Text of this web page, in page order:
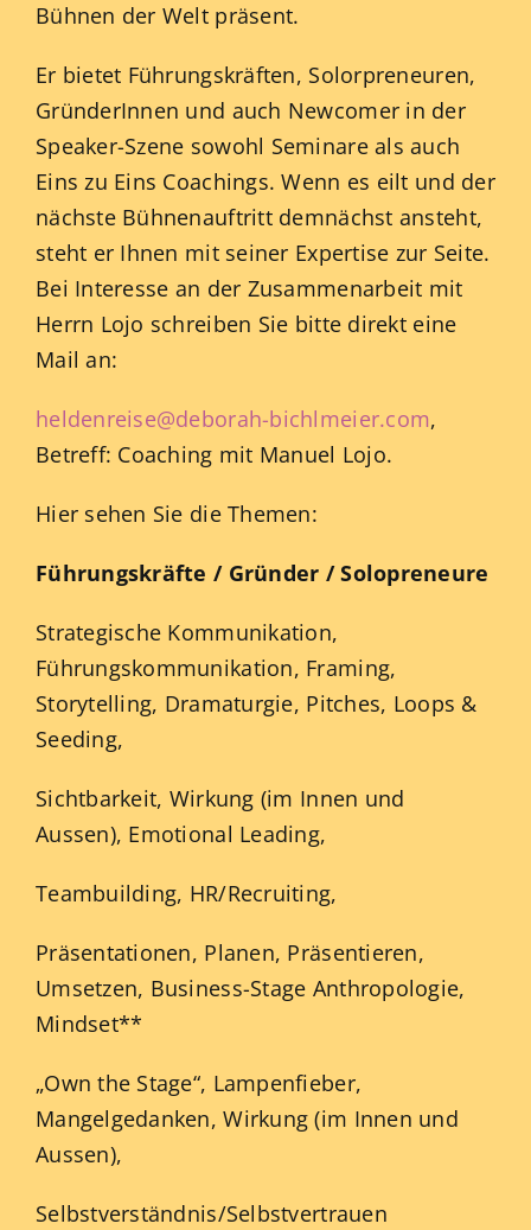
Bühnen der Welt präsent.
Er bietet Führungskräften, Solorpreneuren,
GründerInnen und auch Newcomer in der
Speaker-Szene sowohl Seminare als auch
Eins zu Eins Coachings. Wenn es eilt und der
nächste Bühnenauftritt demnächst ansteht,
steht er Ihnen mit seiner Expertise zur Seite.
Bei Interesse an der Zusammenarbeit mit
Herrn Lojo schreiben Sie bitte direkt eine
Mail an:
heldenreise@deborah-bichlmeier.com,
Betreff: Coaching mit Manuel Lojo.
Hier sehen Sie die Themen:
Führungskräfte / Gründer / Solopreneure
Strategische Kommunikation,
Führungskommunikation, Framing,
Storytelling, Dramaturgie, Pitches, Loops &
Seeding,
Sichtbarkeit, Wirkung (im Innen und
Aussen), Emotional Leading,
Teambuilding, HR/Recruiting,
Präsentationen, Planen, Präsentieren,
Umsetzen, Business-Stage Anthropologie,
Mindset**
„Own the Stage“, Lampenfieber,
Mangelgedanken, Wirkung (im Innen und
Aussen),
Selbstverständnis/Selbstvertrauen